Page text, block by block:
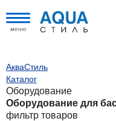
меню
АкваСтиль
Каталог
Оборудование
Оборудование для
фильтр товаров